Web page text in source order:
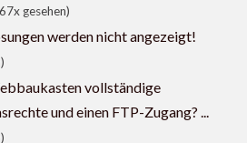
gesehen)
werden nicht angezeigt!
vollständige
und einen FTP-Zugang? ...